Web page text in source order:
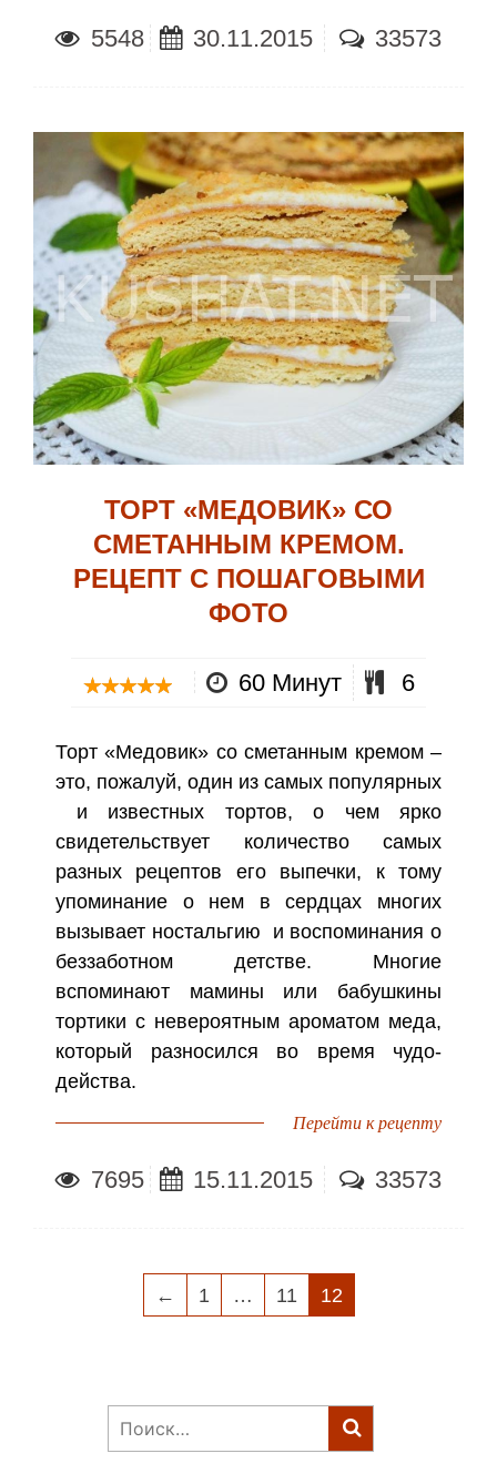
5548 30.11.2015 33573
ТОРТ «МЕДОВИК» СО
СМЕТАННЫМ КРЕМОМ.
РЕЦЕПТ С ПОШАГОВЫМИ
ФОТО
60 Минут 6
Торт «Медовик» со сметанным кремом –
это, пожалуй, один из самых популярных
и известных тортов, о чем ярко
свидетельствует количество самых
разных рецептов его выпечки, к тому
упоминание о нем в сердцах многих
вызывает ностальгию и воспоминания о
беззаботном детстве. Многие
вспоминают мамины или бабушкины
тортики с невероятным ароматом меда,
который разносился во время чудо-
действа.
Перейти к рецепту
7695 15.11.2015 33573
← 1 … 11 12
Найти: